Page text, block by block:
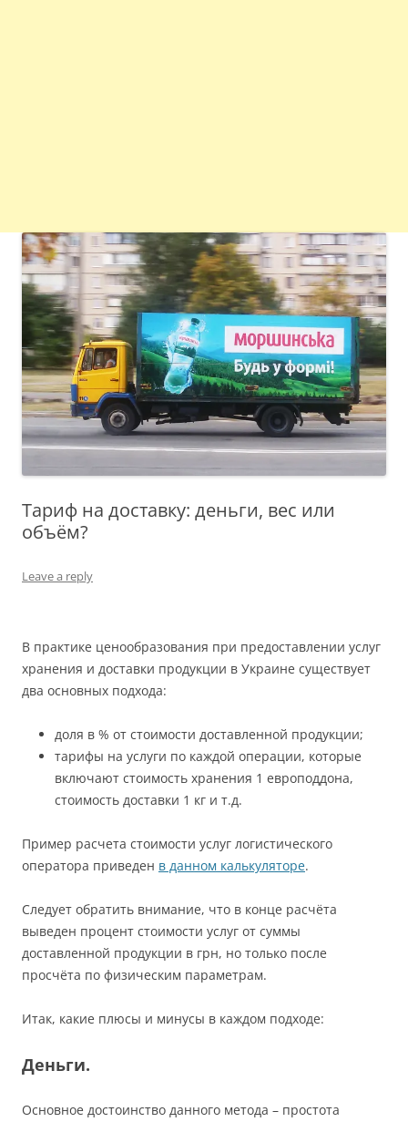
Тариф на доставку: деньги, вес или
объём?
Leave a reply
В практике ценообразования при предоставлении услуг
хранения и доставки продукции в Украине существует
два основных подхода:
доля в % от стоимости доставленной продукции;
тарифы на услуги по каждой операции, которые
включают стоимость хранения 1 европоддона,
стоимость доставки 1 кг и т.д.
Пример расчета стоимости услуг логистического
оператора приведен в данном калькуляторе.
Следует обратить внимание, что в конце расчёта
выведен процент стоимости услуг от суммы
доставленной продукции в грн, но только после
просчёта по физическим параметрам.
Итак, какие плюсы и минусы в каждом подходе:
Деньги.
Основное достоинство данного метода – простота